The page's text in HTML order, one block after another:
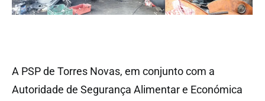
A PSP de Torres Novas, em conjunto com a
Autoridade de Segurança Alimentar e Económica